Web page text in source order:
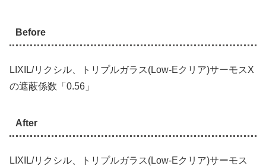
Before
LIXIL/リクシル、トリプルガラス(Low-Eクリア)サーモスX
の遮蔽係数「0.56」
After
LIXIL/リクシル、トリプルガラス(Low-Eクリア)サーモス